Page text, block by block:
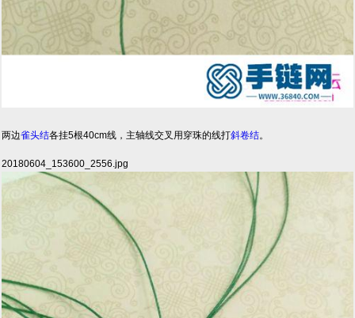
两边雀头结各挂5根40cm线，主轴线交叉用穿珠的线打斜卷结。
20180604_153600_2556.jpg